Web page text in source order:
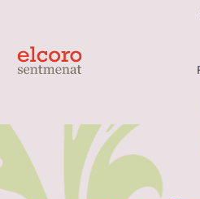
content